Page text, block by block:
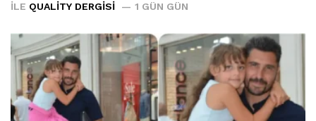
İLE QUALITY DERGISI 1 GÜN GÜN